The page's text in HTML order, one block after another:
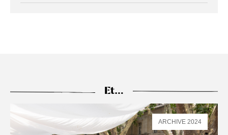
Et…
ARCHIVE 2024